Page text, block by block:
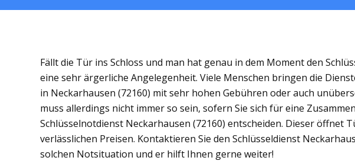
Fällt die Tür ins Schloss und man hat genau in dem Moment den
eine sehr ärgerliche Angelegenheit. Viele Menschen bringen die
in Neckarhausen (72160) mit sehr hohen Gebühren oder auch
muss allerdings nicht immer so sein, sofern Sie sich für eine
Schlüsselnotdienst Neckarhausen (72160) entscheiden. Dieser öffnet
verlässlichen Preisen. Kontaktieren Sie den Schlüsseldienst
solchen Notsituation und er hilft Ihnen gerne weiter!